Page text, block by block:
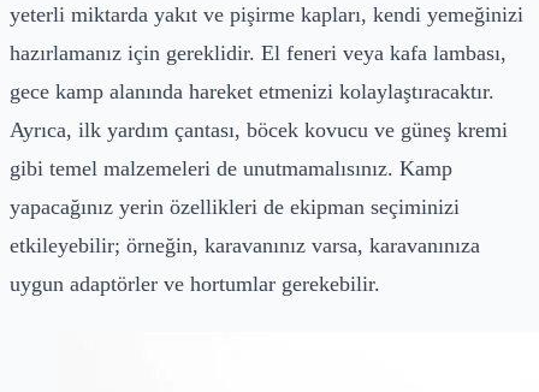
yeterli miktarda yakıt ve pişirme kapları, kendi yemeğinizi
hazırlamanız için gereklidir. El feneri veya kafa lambası,
gece kamp alanında hareket etmenizi kolaylaştıracaktır.
Ayrıca, ilk yardım çantası, böcek kovucu ve güneş kremi
gibi temel malzemeleri de unutmamalısınız. Kamp
yapacağınız yerin özellikleri de ekipman seçiminizi
etkileyebilir; örneğin, karavanınız varsa, karavanınıza
uygun adaptörler ve hortumlar gerekebilir.